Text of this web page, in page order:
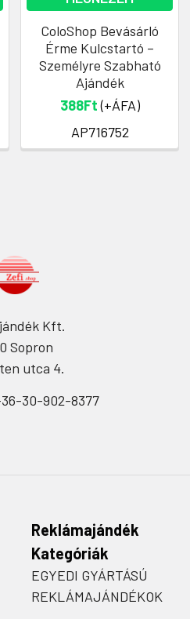
ColoShop Bevásárló
Érme Kulcstartó –
Személyre Szabható
Ajándék
388Ft(+ÁFA)
AP716752
Kft.
Sopron
utca 4.
30-902-8377
Reklámajándék
Kategóriák
EGYEDI GYÁRTÁSÚ
REKLÁMAJÁNDÉKOK